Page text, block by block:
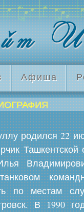
Афиша
родился 22
Ташкентской
по местам
В 1990